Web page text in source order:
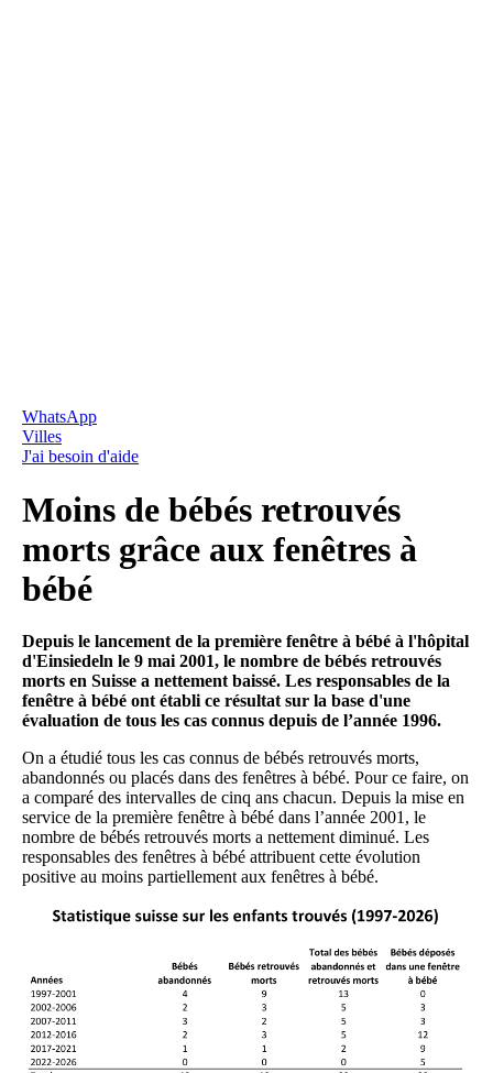
WhatsApp
Villes
J'ai besoin d'aide
Moins de bébés retrouvés
morts grâce aux fenêtres à
bébé
Depuis le lancement de la première fenêtre à bébé à l'hôpital
d'Einsiedeln le 9 mai 2001, le nombre de bébés retrouvés
morts en Suisse a nettement baissé. Les responsables de la
fenêtre à bébé ont établi ce résultat sur la base d'une
évaluation de tous les cas connus depuis de l’année 1996.
On a étudié tous les cas connus de bébés retrouvés morts,
abandonnés ou placés dans des fenêtres à bébé. Pour ce faire, on
a comparé des intervalles de cinq ans chacun. Depuis la mise en
service de la première fenêtre à bébé dans l’année 2001, le
nombre de bébés retrouvés morts a nettement diminué. Les
responsables des fenêtres à bébé attribuent cette évolution
positive au moins partiellement aux fenêtres à bébé.